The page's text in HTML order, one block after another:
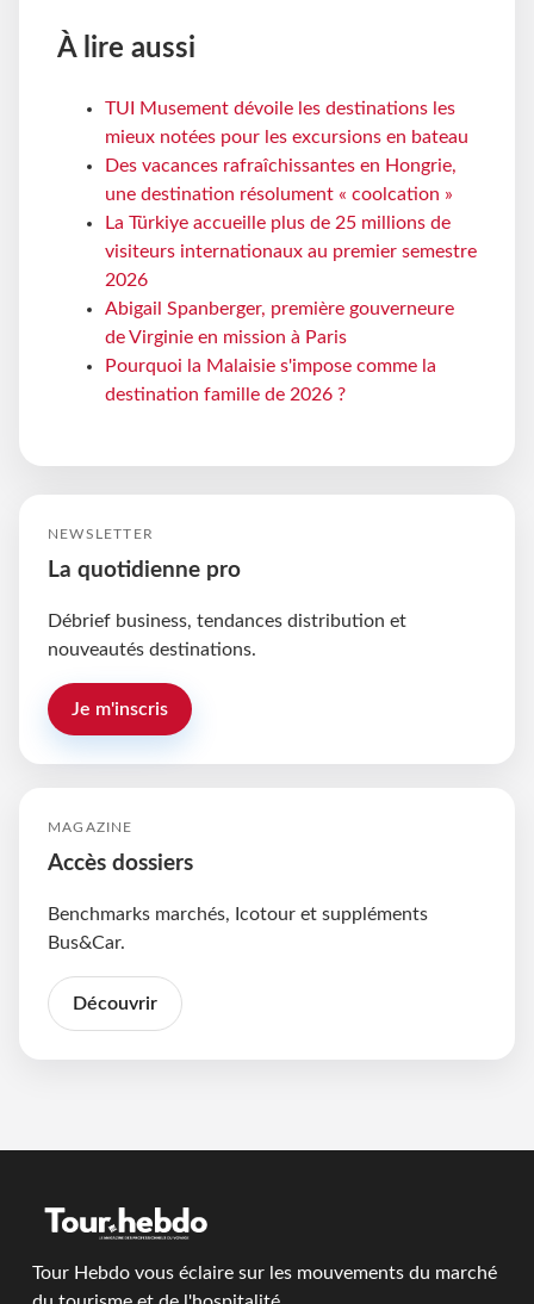
À lire aussi
TUI Musement dévoile les destinations les
mieux notées pour les excursions en bateau
Des vacances rafraîchissantes en Hongrie,
une destination résolument « coolcation »
La Türkiye accueille plus de 25 millions de
visiteurs internationaux au premier semestre
2026
Abigail Spanberger, première gouverneure
de Virginie en mission à Paris
Pourquoi la Malaisie s'impose comme la
destination famille de 2026 ?
NEWSLETTER
La quotidienne pro
Débrief business, tendances distribution et
nouveautés destinations.
Je m'inscris
MAGAZINE
Accès dossiers
Benchmarks marchés, Icotour et suppléments
Bus&Car.
Découvrir
Tour Hebdo vous éclaire sur les mouvements du marché